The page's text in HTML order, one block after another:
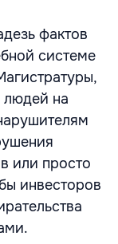
фактов
системе
людей на
или просто
инвесторов